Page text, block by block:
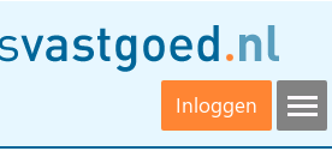
Inloggen